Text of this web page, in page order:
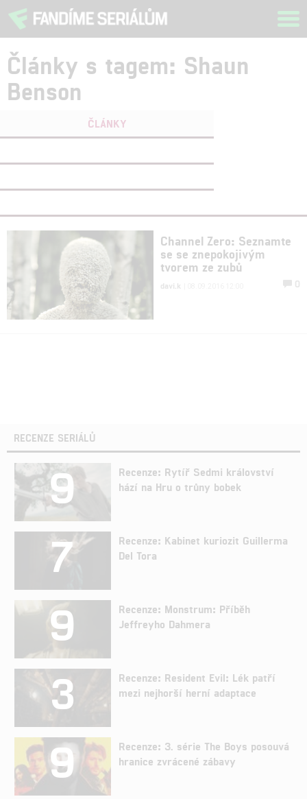
Články s tagem: Shaun
Benson
ČLÁNKY
Channel Zero: Seznamte
se se znepokojivým
tvorem ze zubů
davi.k 0
RECENZE SERIÁLŮ
9
Recenze: Rytíř Sedmi království
hází na Hru o trůny bobek
7
Recenze: Kabinet kuriozit Guillerma
Del Tora
9
Recenze: Monstrum: Příběh
Jeffreyho Dahmera
3
Recenze: Resident Evil: Lék patří
mezi nejhorší herní adaptace
9
Recenze: 3. série The Boys posouvá
hranice zvrácené zábavy